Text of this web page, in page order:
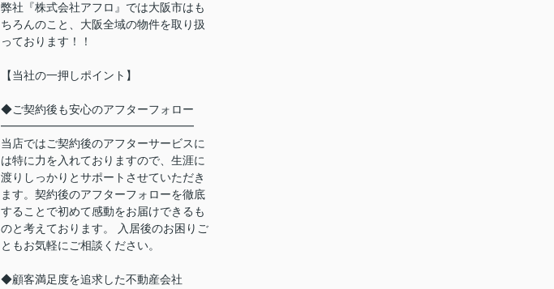
弊社『株式会社アフロ』では大阪市はも
ちろんのこと、大阪全域の物件を取り扱
っております！！
【当社の一押しポイント】
◆ご契約後も安心のアフターフォロー
━━━━━━━━━━━━━━━━━
当店ではご契約後のアフターサービスに
は特に力を入れておりますので、生涯に
渡りしっかりとサポートさせていただき
ます。契約後のアフターフォローを徹底
することで初めて感動をお届けできるも
のと考えております。 入居後のお困りご
ともお気軽にご相談ください。
◆顧客満足度を追求した不動産会社